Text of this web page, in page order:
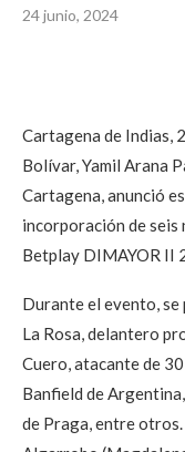
24 junio, 2024
Cartagena de Indias,
Bolívar, Yamil Arana
Cartagena, anunció
incorporación de seis
Betplay DIMAYOR II
Durante el evento,
La Rosa, delantero
Cuero, atacante de
Banfield de
de Praga, entre